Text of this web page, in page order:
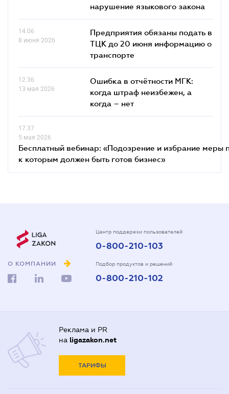
нарушение языкового закона
14.06
8 июня 2026
Предприятия обязаны подать в
ТЦК до 20 июня информацию о
транспорте
12.36
13 мая 2026
Ошибка в отчётности МГК:
когда штраф неизбежен, а
когда – нет
17.37
5 мая 2026
Бесплатный вебинар: «Подозрение и избрание меры
к которым должен быть готов бизнес»
О КОМПАНИИ
Центр поддержки пользователей
0-800-210-103
Подбор продуктов и решений
0-800-210-102
Реклама и PR
на ligazakon.net
ТАРИФЫ